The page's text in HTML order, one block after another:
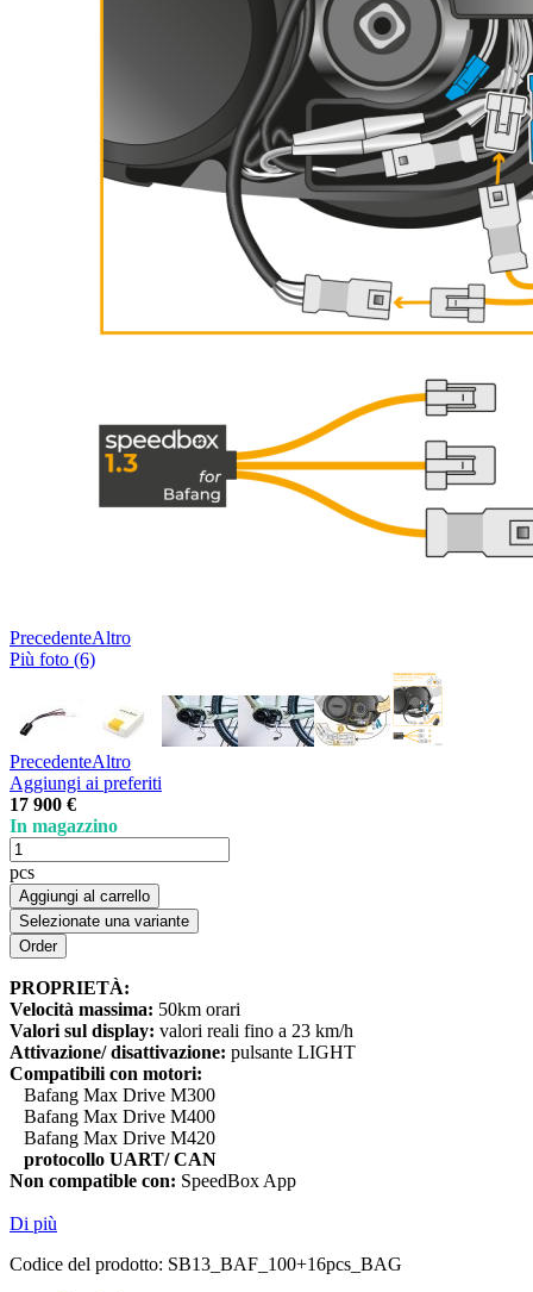
PrecedenteAltro
Più foto (6)
PrecedenteAltro
Aggiungi ai preferiti
17 900 €
In magazzino
pcs
Aggiungi al carrello
Selezionate una variante
PROPRIETÀ:
Velocità massima: 50km orari
Valori sul display: valori reali fino a 23 km/h
Attivazione/ disattivazione: pulsante LIGHT
Compatibili con motori:
Bafang Max Drive M300
Bafang Max Drive M400
Bafang Max Drive M420
protocollo UART/ CAN
Non compatible con: SpeedBox App
Di più
Codice del prodotto: SB13_BAF_100+16pcs_BAG